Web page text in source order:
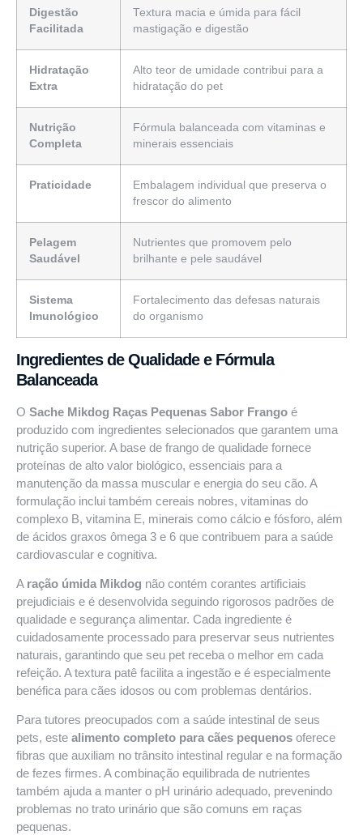
Digestão
Facilitada
Textura macia e úmida para fácil
mastigação e digestão
Hidratação
Extra
Alto teor de umidade contribui para a
hidratação do pet
Nutrição
Completa
Fórmula balanceada com vitaminas e
minerais essenciais
Praticidade
Embalagem individual que preserva o
frescor do alimento
Pelagem
Saudável
Nutrientes que promovem pelo
brilhante e pele saudável
Sistema
Imunológico
Fortalecimento das defesas naturais
do organismo
Ingredientes de Qualidade e Fórmula
Balanceada
O Sache Mikdog Raças Pequenas Sabor Frango é
produzido com ingredientes selecionados que garantem uma
nutrição superior. A base de frango de qualidade fornece
proteínas de alto valor biológico, essenciais para a
manutenção da massa muscular e energia do seu cão. A
formulação inclui também cereais nobres, vitaminas do
complexo B, vitamina E, minerais como cálcio e fósforo, além
de ácidos graxos ômega 3 e 6 que contribuem para a saúde
cardiovascular e cognitiva.
A ração úmida Mikdog não contém corantes artificiais
prejudiciais e é desenvolvida seguindo rigorosos padrões de
qualidade e segurança alimentar. Cada ingrediente é
cuidadosamente processado para preservar seus nutrientes
naturais, garantindo que seu pet receba o melhor em cada
refeição. A textura patê facilita a ingestão e é especialmente
benéfica para cães idosos ou com problemas dentários.
Para tutores preocupados com a saúde intestinal de seus
pets, este alimento completo para cães pequenos oferece
fibras que auxiliam no trânsito intestinal regular e na formação
de fezes firmes. A combinação equilibrada de nutrientes
também ajuda a manter o pH urinário adequado, prevenindo
problemas no trato urinário que são comuns em raças
pequenas.